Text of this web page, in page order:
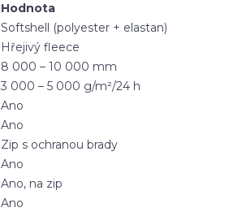
Hodnota
Softshell (polyester + elastan)
Hřejivý fleece
8 000 – 10 000 mm
3 000 – 5 000 g/m²/24 h
Ano
Ano
Zip s ochranou brady
Ano
Ano, na zip
Ano